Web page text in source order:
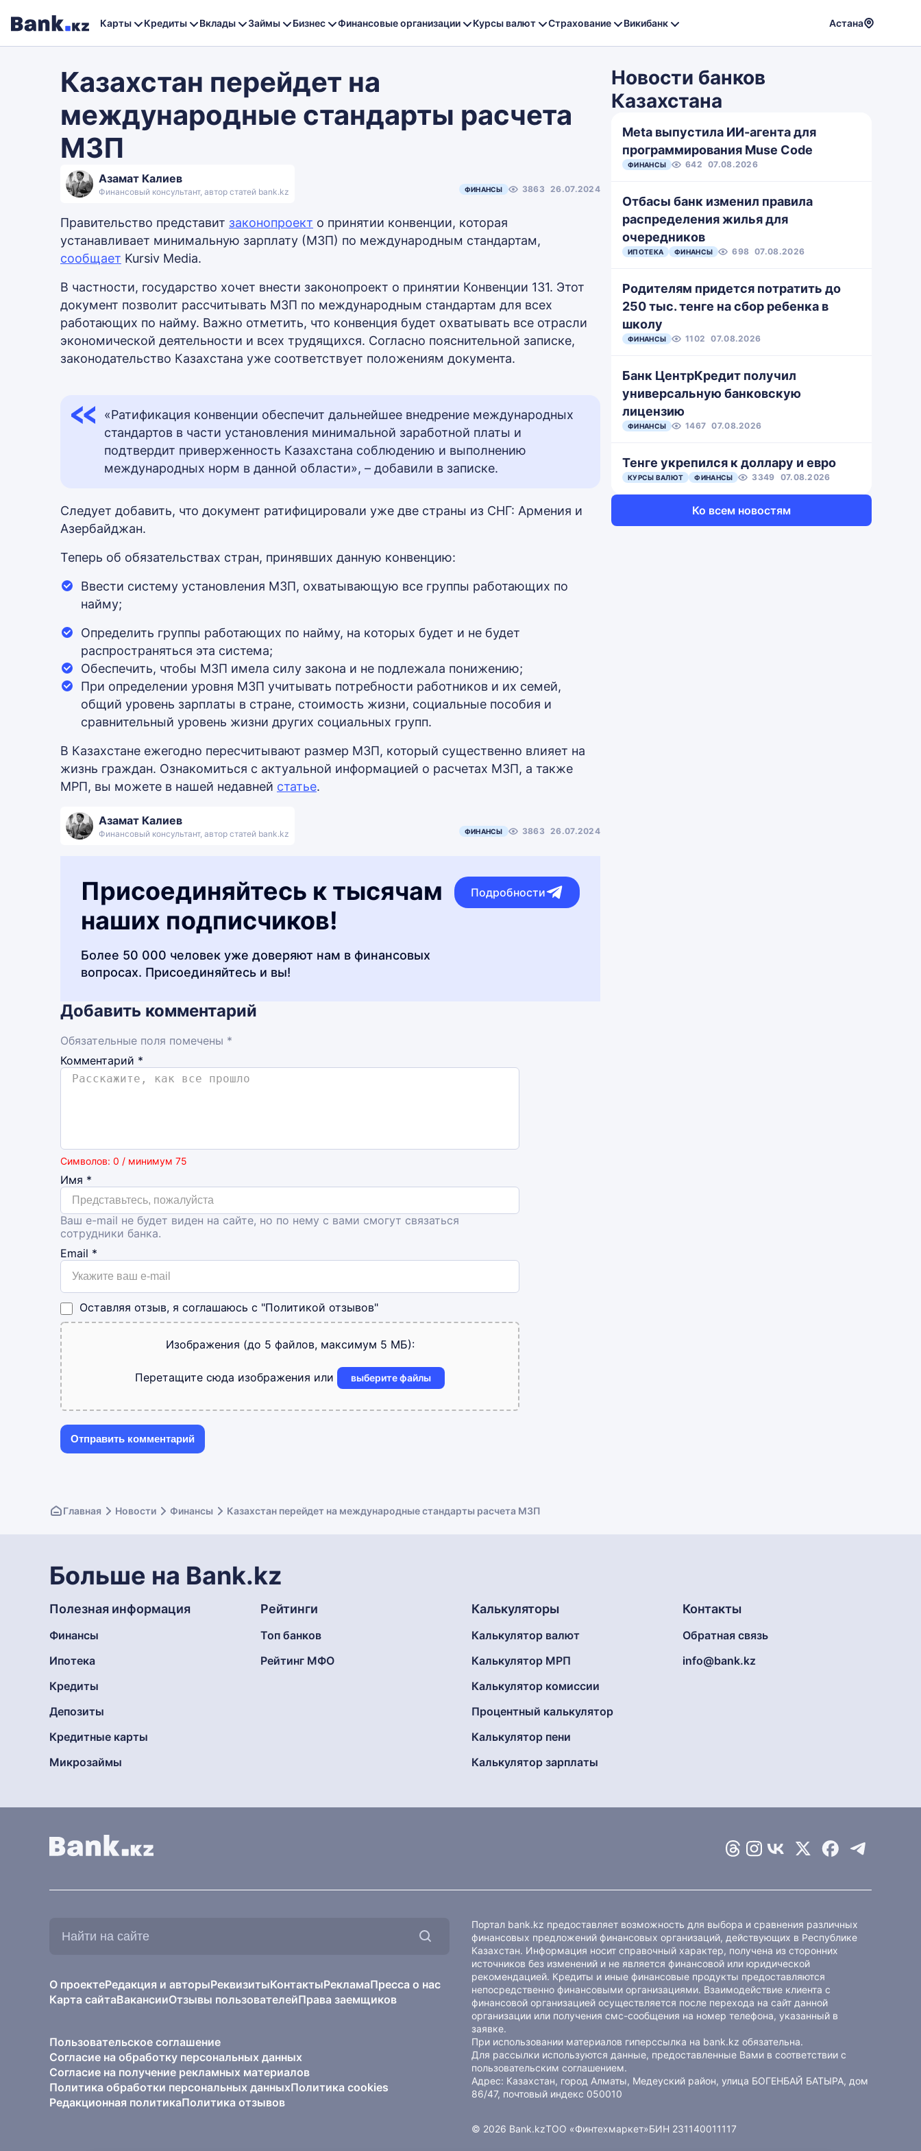
Карты Кредиты Вклады Займы Бизнес Финансовые организации Курсы валют Страхование Викибанк Астана
Казахстан перейдет на
международные стандарты расчета
МЗП
Азамат Калиев
Финансовый консультант, автор статей bank.kz ФИНАНСЫ 3863 26.07.2024
Правительство представит законопроект о принятии конвенции, которая
устанавливает минимальную зарплату (МЗП) по международным стандартам,
сообщает Kursiv Media.
В частности, государство хочет внести законопроект о принятии Конвенции 131. Этот
документ позволит рассчитывать МЗП по международным стандартам для всех
работающих по найму. Важно отметить, что конвенция будет охватывать все отрасли
экономической деятельности и всех трудящихся. Согласно пояснительной записке,
законодательство Казахстана уже соответствует положениям документа.
«Ратификация конвенции обеспечит дальнейшее внедрение международных
стандартов в части установления минимальной заработной платы и
подтвердит приверженность Казахстана соблюдению и выполнению
международных норм в данной области», – добавили в записке.
Следует добавить, что документ ратифицировали уже две страны из СНГ: Армения и
Азербайджан.
Теперь об обязательствах стран, принявших данную конвенцию:
Ввести систему установления МЗП, охватывающую все группы работающих по
найму;
Определить группы работающих по найму, на которых будет и не будет
распространяться эта система;
Обеспечить, чтобы МЗП имела силу закона и не подлежала понижению;
При определении уровня МЗП учитывать потребности работников и их семей,
общий уровень зарплаты в стране, стоимость жизни, социальные пособия и
сравнительный уровень жизни других социальных групп.
В Казахстане ежегодно пересчитывают размер МЗП, который существенно влияет на
жизнь граждан. Ознакомиться с актуальной информацией о расчетах МЗП, а также
МРП, вы можете в нашей недавней статье.
Азамат Калиев
Финансовый консультант, автор статей bank.kz ФИНАНСЫ 3863 26.07.2024
Присоединяйтесь к тысячам
наших подписчиков!
Более 50 000 человек уже доверяют нам в финансовых
вопросах. Присоединяйтесь и вы!
Подробности
Добавить комментарий
Обязательные поля помечены *
Комментарий *
Символов: 0 / минимум 75
Имя *
Ваш e-mail не будет виден на сайте, но по нему с вами смогут связаться
сотрудники банка.
Email *
Оставляя отзыв, я соглашаюсь с "Политикой отзывов"
Изображения (до 5 файлов, максимум 5 МБ):
Перетащите сюда изображения или выберите файлы
Новости банков
Казахстана
Meta выпустила ИИ-агента для
программирования Muse Code
ФИНАНСЫ 642 07.08.2026
Отбасы банк изменил правила
распределения жилья для
очередников
ИПОТЕКА ФИНАНСЫ 698 07.08.2026
Родителям придется потратить до
250 тыс. тенге на сбор ребенка в
школу
ФИНАНСЫ 1102 07.08.2026
Банк ЦентрКредит получил
универсальную банковскую
лицензию
ФИНАНСЫ 1467 07.08.2026
Тенге укрепился к доллару и евро
КУРСЫ ВАЛЮТ ФИНАНСЫ 3349 07.08.2026
Ко всем новостям
Главная Новости Финансы Казахстан перейдет на международные стандарты расчета МЗП
Больше на Bank.kz
Полезная информация
Финансы
Ипотека
Кредиты
Депозиты
Кредитные карты
Микрозаймы
Рейтинги
Топ банков
Рейтинг МФО
Калькуляторы
Калькулятор валют
Калькулятор МРП
Калькулятор комиссии
Процентный калькулятор
Калькулятор пени
Калькулятор зарплаты
Контакты
Обратная связь
info@bank.kz
О проектеРедакция и авторыРеквизитыКонтактыРекламаПресса о нас
Карта сайтаВакансииОтзывы пользователейПрава заемщиков
Пользовательское соглашение
Согласие на обработку персональных данных
Согласие на получение рекламных материалов
Политика обработки персональных данныхПолитика cookies
Редакционная политикаПолитика отзывов
Портал bank.kz предоставляет возможность для выбора и сравнения различных
финансовых предложений финансовых организаций, действующих в Республике
Казахстан. Информация носит справочный характер, получена из сторонних
источников без изменений и не является финансовой или юридической
рекомендацией. Кредиты и иные финансовые продукты предоставляются
непосредственно финансовыми организациями. Взаимодействие клиента с
финансовой организацией осуществляется после перехода на сайт данной
организации или получения смс-сообщения на номер телефона, указанный в
заявке.
При использовании материалов гиперссылка на bank.kz обязательна.
Для рассылки используются данные, предоставленные Вами в соответствии с
пользовательским соглашением.
Адрес: Казахстан, город Алматы, Медеуский район, улица БОГЕНБАЙ БАТЫРА, дом
86/47, почтовый индекс 050010
© 2026 Bank.kzТОО «Финтехмаркет»БИН 231140011117